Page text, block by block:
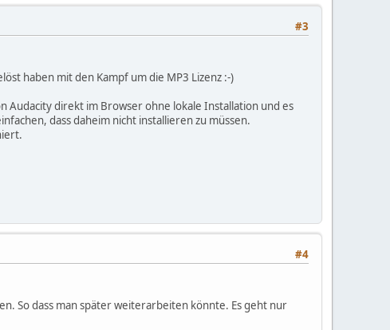
#3
haben mit den Kampf um die MP3 Lizenz :-)
Audacity direkt im Browser ohne lokale Installation und es
dass daheim nicht installieren zu müssen.
#4
So dass man später weiterarbeiten könnte. Es geht nur